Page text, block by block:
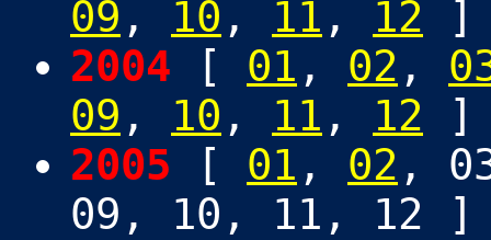
09 , 10 , 11 , 12 ]
2004 [ 01 , 02 ,
09 , 10 , 11 , 12 ]
2005 [ 01 , 02 ,
09, 10, 11, 12 ]